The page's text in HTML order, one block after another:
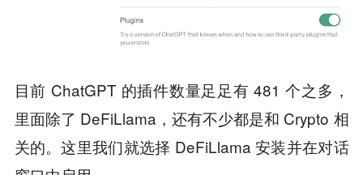
目前 ChatGPT 的插件数量足足有 481 个之多，
里面除了 DeFiLlama，还有不少都是和 Crypto 相
关的。这里我们就选择 DeFiLlama 安装并在对话